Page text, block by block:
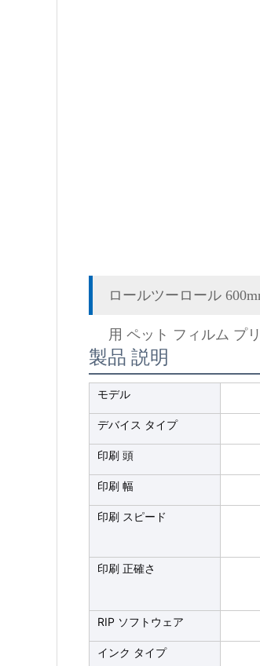
ロールツーロール
用 ペット フィルム プ
製品 説明
モデル
デバイス タイプ
印刷 頭
印刷 幅
印刷 スピード
印刷 正確さ
RIP ソフトウェア
インク タイプ